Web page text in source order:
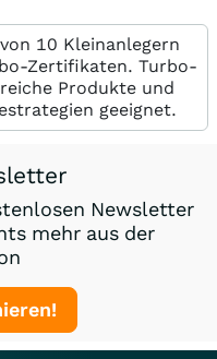
10 Kleinanlegern
Zertifikaten. Turbo-
Produkte und
geeignet.
Newsletter
mehr aus der